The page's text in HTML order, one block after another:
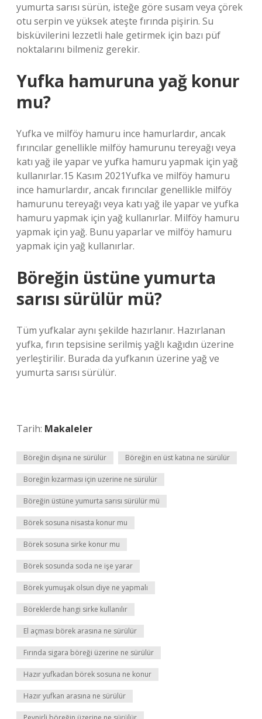
yumurta sarısı sürün, isteğe göre susam veya çörek
otu serpin ve yüksek ateşte fırında pişirin. Su
bisküvilerini lezzetli hale getirmek için bazı püf
noktalarını bilmeniz gerekir.
Yufka hamuruna yağ konur
mu?
Yufka ve milföy hamuru ince hamurlardır, ancak
fırıncılar genellikle milföy hamurunu tereyağı veya
katı yağ ile yapar ve yufka hamuru yapmak için yağ
kullanırlar.15 Kasım 2021Yufka ve milföy hamuru
ince hamurlardır, ancak fırıncılar genellikle milföy
hamurunu tereyağı veya katı yağ ile yapar ve yufka
hamuru yapmak için yağ kullanırlar. Milföy hamuru
yapmak için yağ. Bunu yaparlar ve milföy hamuru
yapmak için yağ kullanırlar.
Böreğin üstüne yumurta
sarısı sürülür mü?
Tüm yufkalar aynı şekilde hazırlanır. Hazırlanan
yufka, fırın tepsisine serilmiş yağlı kağıdın üzerine
yerleştirilir. Burada da yufkanın üzerine yağ ve
yumurta sarısı sürülür.
Tarih: Makaleler
Böreğin dışına ne sürülür Böreğin en üst katına ne sürülür
Boreğin kızarması için uzerine ne sürülür
Böreğin üstüne yumurta sarısı sürülür mü
Börek sosuna nisasta konur mu
Börek sosuna sirke konur mu
Börek sosunda soda ne işe yarar
Börek yumuşak olsun diye ne yapmalı
Böreklerde hangi sirke kullanılır
El açması börek arasına ne sürülür
Fırında sigara böreği üzerine ne sürülür
Hazır yufkadan börek sosuna ne konur
Hazır yufkan arasına ne sürülür